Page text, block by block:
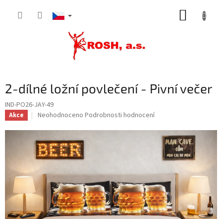
2-dílné ložní povlečení - Pivní večer
IND-PO26-JAY-49
Akce
Průměrné
produktu
je
0,0
z
hvězdiček.
Neohodnoceno Podrobnosti hodnocení